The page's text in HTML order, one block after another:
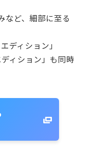
など、細部に至る
ディション」
ィション」も同時